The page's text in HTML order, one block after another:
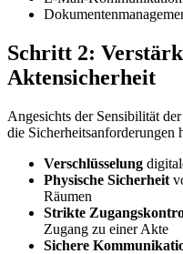
Schritt 2:
Aktensicherheit
Angesichts der Sensibilität
die Sicherheitsanforderungen
Verschlüsselung
Physische Sicherheit
Räumen
Strikte
Zugang zu einer Akte
Sichere